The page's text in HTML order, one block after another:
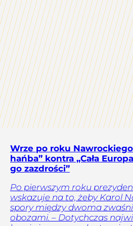
Wrze po roku
hańba” kontra „Cała
go zazdrości”
Po pierwszym roku
wskazuje na to, żeby Karol
spory między dwoma
obozami. – Dotychczas